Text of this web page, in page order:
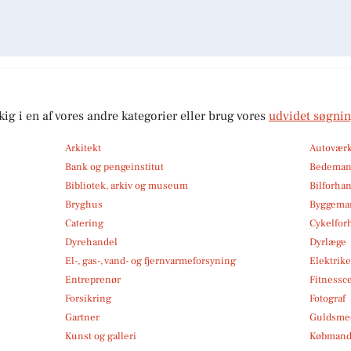
i en af vores andre kategorier eller brug vores udvidet
Arkitekt
Bank og pengeinstitut
Bibliotek, arkiv og museum
Bryghus
Catering
Dyrehandel
Dyrlæge
El-, gas-, vand- og fjernvarmeforsyning
Entreprenør
Forsikring
Fotograf
Gartner
Kunst og galleri